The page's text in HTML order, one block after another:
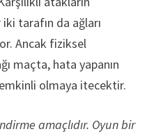
tarafın da ağları
Ancak fiziksel
maçta, hata yapanın
olmaya itecektir.
amaçlıdır. Oyun bir